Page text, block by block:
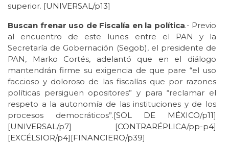
superior. [UNIVERSAL/p13]
Buscan frenar uso de Fiscalía en la política.- Previo
al encuentro de este lunes entre el PAN y la
Secretaría de Gobernación (Segob), el presidente de
PAN, Marko Cortés, adelantó que en el diálogo
mantendrán firme su exigencia de que pare “el uso
faccioso y doloroso de las fiscalías que por razones
políticas persiguen opositores” y para “reclamar el
respeto a la autonomía de las instituciones y de los
procesos democráticos”.[SOL DE MÉXICO/p11]
[UNIVERSAL/p7] [CONTRARÉPLICA/pp-p4]
[EXCÉLSIOR/p4][FINANCIERO/p39]